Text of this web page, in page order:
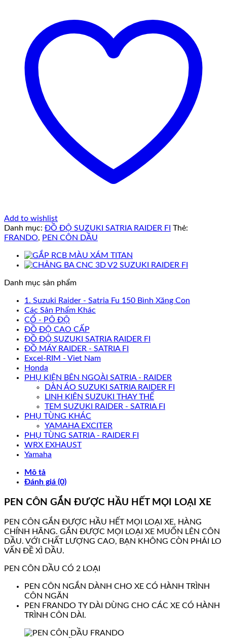
Add to wishlist
Danh mục: ĐỒ ĐỘ SUZUKI SATRIA RAIDER FI Thẻ:
FRANDO, PEN CÔN DẦU
Danh mục sản phẩm
1. Suzuki Raider - Satria Fu 150 Bình Xăng Con
Các Sản Phẩm Khác
CỔ - PÔ ĐỘ
ĐỒ ĐỘ CAO CẤP
ĐỒ ĐỘ SUZUKI SATRIA RAIDER FI
ĐỒ MÁY RAIDER - SATRIA FI
Excel-RIM - Viet Nam
Honda
PHỤ KIỆN BÊN NGOÀI SATRIA - RAIDER
DÀN ÁO SUZUKI SATRIA RAIDER FI
LINH KIỆN SUZUKI THAY THẾ
TEM SUZUKI RAIDER - SATRIA FI
PHỤ TÙNG KHÁC
YAMAHA EXCITER
PHỤ TÙNG SATRIA - RAIDER FI
WRX EXHAUST
Yamaha
Mô tả
Đánh giá (0)
PEN CÔN GẮN ĐƯỢC HẦU HẾT MỌI LOẠI XE
PEN CÔN GẮN ĐƯỢC HẦU HẾT MỌI LOẠI XE, HÀNG
CHÍNH HÃNG. GẮN ĐƯỢC MỌI LOẠI XE MUỐN LÊN CÔN
DẦU. VỚI CHẤT LƯỢNG CAO, BẠN KHÔNG CÒN PHẢI LO
VẤN ĐỀ XÌ DẦU.
PEN CÔN DẦU CÓ 2 LOẠI
PEN CÔN NGẮN DÀNH CHO XE CÓ HÀNH TRÌNH
CÔN NGĂN
PEN FRANDO TY DÀI DÙNG CHO CÁC XE CÓ HÀNH
TRÌNH CÔN DÀI.